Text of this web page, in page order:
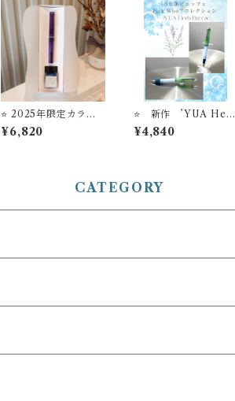
⭐️ 2025年限定カラー
【お名入れサービス】
セーラー万年筆 アジ
インク #24 セット
¥6,820
⭐️ 新作 ’YUA Herb
Breeze’ 万年筆ビュッ
フェ ’Pick Who？'コ
¥4,840
CATEGORY